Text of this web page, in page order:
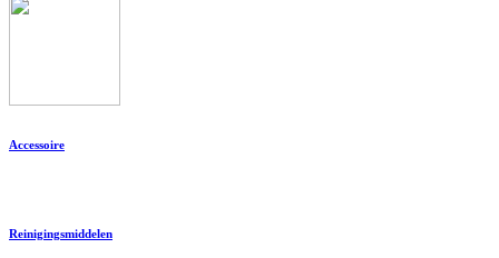
Accessoire
Reinigingsmiddelen